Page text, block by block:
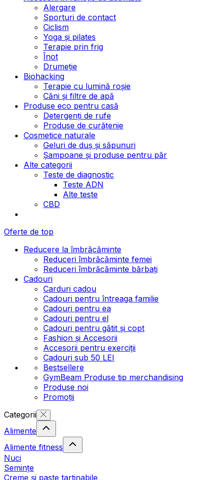
Alergare
Sporturi de contact
Ciclism
Yoga și pilates
Terapie prin frig
Înot
Drumeție
Biohacking
Terapie cu lumină roșie
Căni și filtre de apă
Produse eco pentru casă
Detergenți de rufe
Produse de curățenie
Cosmetice naturale
Geluri de duș și săpunuri
Șampoane și produse pentru păr
Alte categorii
Teste de diagnostic
Teste ADN
Alte teste
CBD
Oferte de top
Reducere la îmbrăcăminte
Reduceri îmbrăcăminte femei
Reduceri îmbrăcăminte bărbați
Cadouri
Carduri cadou
Cadouri pentru întreaga familie
Cadouri pentru ea
Cadouri pentru el
Cadouri pentru gătit și copt
Fashion și Accesorii
Accesorii pentru exerciții
Cadouri sub 50 LEI
Bestsellere
GymBeam Produse tip merchandising
Produse noi
Promoții
Categorii
Alimente
Alimente fitness
Nuci
Semințe
Creme și paste tartinabile